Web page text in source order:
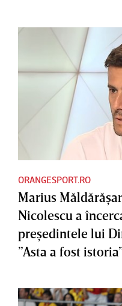
ORANGESPORT.RO
Marius
Nicolescu a
preşedintele lui
”Asta a fost